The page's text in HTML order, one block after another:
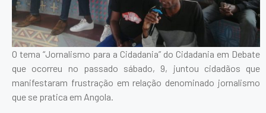
O tema “Jornalismo para a Cidadania” do Cidadania em Debate
que ocorreu no passado sábado, 9, juntou cidadãos que
manifestaram frustração em relação denominado jornalismo
que se pratica em Angola.